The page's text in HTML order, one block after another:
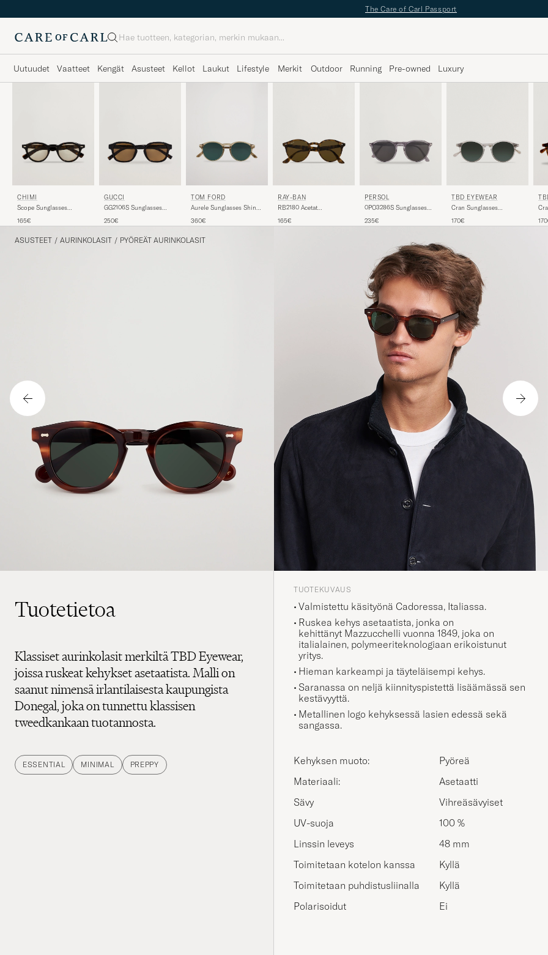
The Care of Carl Passport
Haku
Uutuudet Vaatteet Kengät Asusteet Kellot Laukut Lifestyle Merkit Outdoor Running Pre-owned Luxury
CHIMI
Scope Sunglasses
165€
GUCCI
GG2106S Sunglasses
250€
TOM FORD
Aurele Sunglasses Shiny
360€
RAY-BAN
RB2180 Acetat
Havana/Dark Brown
165€
PERSOL
0PO3286S Sunglasses
235€
TBD EYEWEAR
Cran Sunglasses
170€
ASUSTEET / AURINKOLASIT / PYÖREÄT AURINKOLASIT
Tuotetietoa
Klassiset aurinkolasit merkiltä TBD Eyewear,
joissa ruskeat kehykset asetaatista. Malli on
saanut nimensä irlantilaisesta kaupungista
Donegal, joka on tunnettu klassisen
tweedkankaan tuotannosta.
ESSENTIAL MINIMAL PREPPY
TUOTEKUVAUS
Valmistettu käsityönä Cadoressa, Italiassa.
Ruskea kehys asetaatista, jonka on
kehittänyt Mazzucchelli vuonna 1849, joka on
italialainen, polymeeriteknologiaan erikoistunut
yritys.
Hieman karkeampi ja täyteläisempi kehys.
Saranassa on neljä kiinnityspistettä lisäämässä sen
kestävyyttä.
Metallinen logo kehyksessä lasien edessä sekä
sangassa.
Kehyksen muoto:
Pyöreä
Materiaali:
Asetaatti
Sävy
Vihreäsävyiset
UV-suoja
100 %
Linssin leveys
48 mm
Toimitetaan kotelon kanssa
Kyllä
Toimitetaan puhdistusliinalla
Kyllä
Polarisoidut
Ei